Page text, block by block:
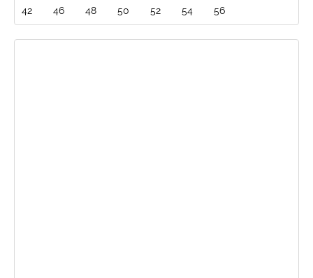
42 46 48 50 52 54 56